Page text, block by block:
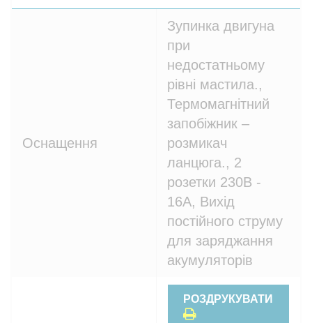
Оснащення
Зупинка двигуна
при
недостатньому
рівні мастила.,
Термомагнітний
запобіжник –
розмикач
ланцюга., 2
розетки 230В -
16A, Вихід
постійного струму
для заряджання
акумуляторів
РОЗДРУКУВАТИ